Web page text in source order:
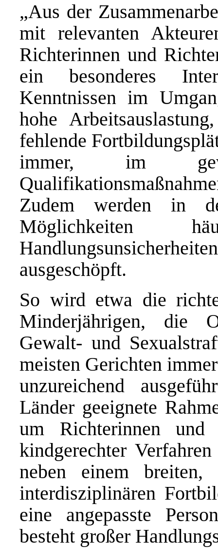
„Aus der
mit relevanten
Richterinnen und
ein besonderes
Kenntnissen im
hohe
fehlende
immer, im
Zudem werden in
Möglichkeiten
ausgeschöpft.
So wird etwa die
Minderjährigen, die
Gewalt- und
meisten Gerichten
unzureichend
Länder geeignete
um Richterinnen
kindgerechter
neben einem breiten,
interdisziplinären
eine angepasste
besteht großer